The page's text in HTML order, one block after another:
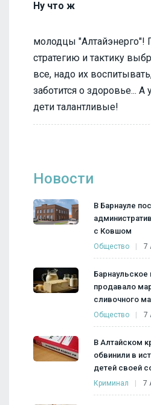
Ну что ж
молодцы "Алтайэнерго"!
стратегию и тактику
все, надо их
заботится о здоровье...
дети талантливые!
Новости
В Барнауле
с Ковшом
Общество 7
Барнаульское
продавало
сливочного
Общество 7
В Алтайском
обвинили в
детей своей
Криминал 7